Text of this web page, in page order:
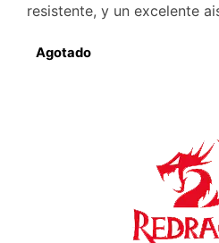
resistente, y un excelente
Agotado